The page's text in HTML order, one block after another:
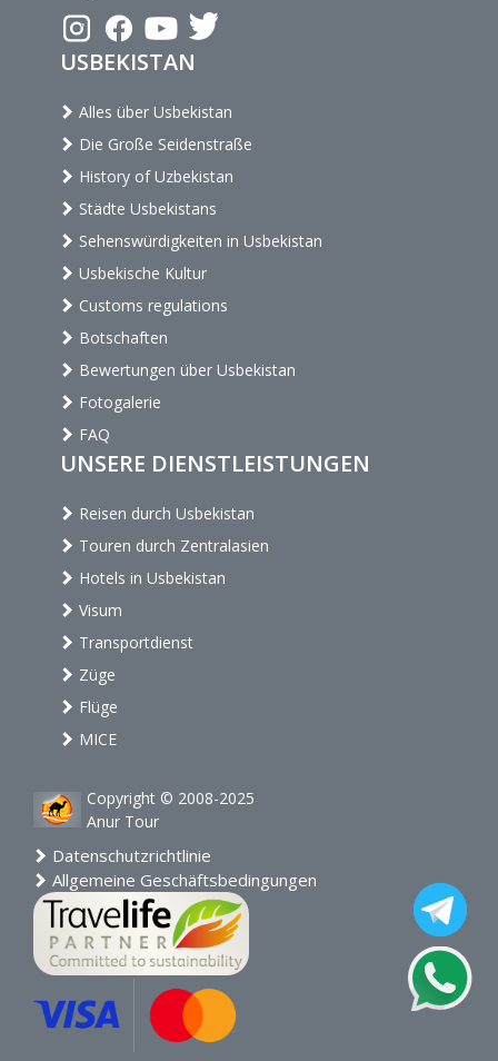
USBEKISTAN
Alles über Usbekistan
Die Große Seidenstraße
History of Uzbekistan
Städte Usbekistans
Sehenswürdigkeiten in Usbekistan
Usbekische Kultur
Customs regulations
Botschaften
Bewertungen über Usbekistan
Fotogalerie
FAQ
UNSERE DIENSTLEISTUNGEN
Reisen durch Usbekistan
Touren durch Zentralasien
Hotels in Usbekistan
Visum
Transportdienst
Züge
Flüge
MICE
Copyright © 2008-2025
Anur Tour
Datenschutzrichtlinie
Allgemeine Geschäftsbedingungen